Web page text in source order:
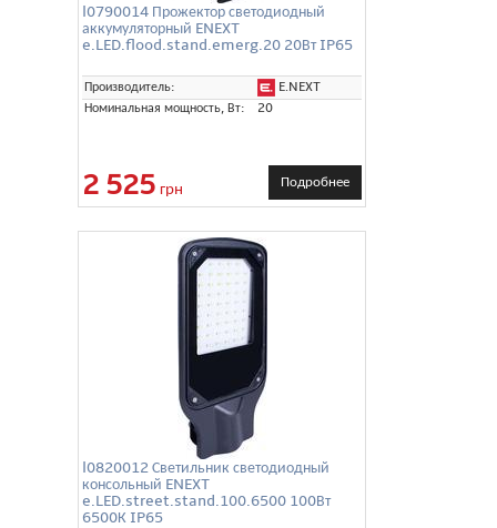
l0790014 Прожектор светодиодный
аккумуляторный ENEXT
e.LED.flood.stand.emerg.20 20Вт IP65
Производитель:
E.NEXT
Номинальная мощность, Вт:
20
2 525 грн Подробнее
l0820012 Светильник светодиодный
консольный ENEXT
e.LED.street.stand.100.6500 100Вт
6500К IP65